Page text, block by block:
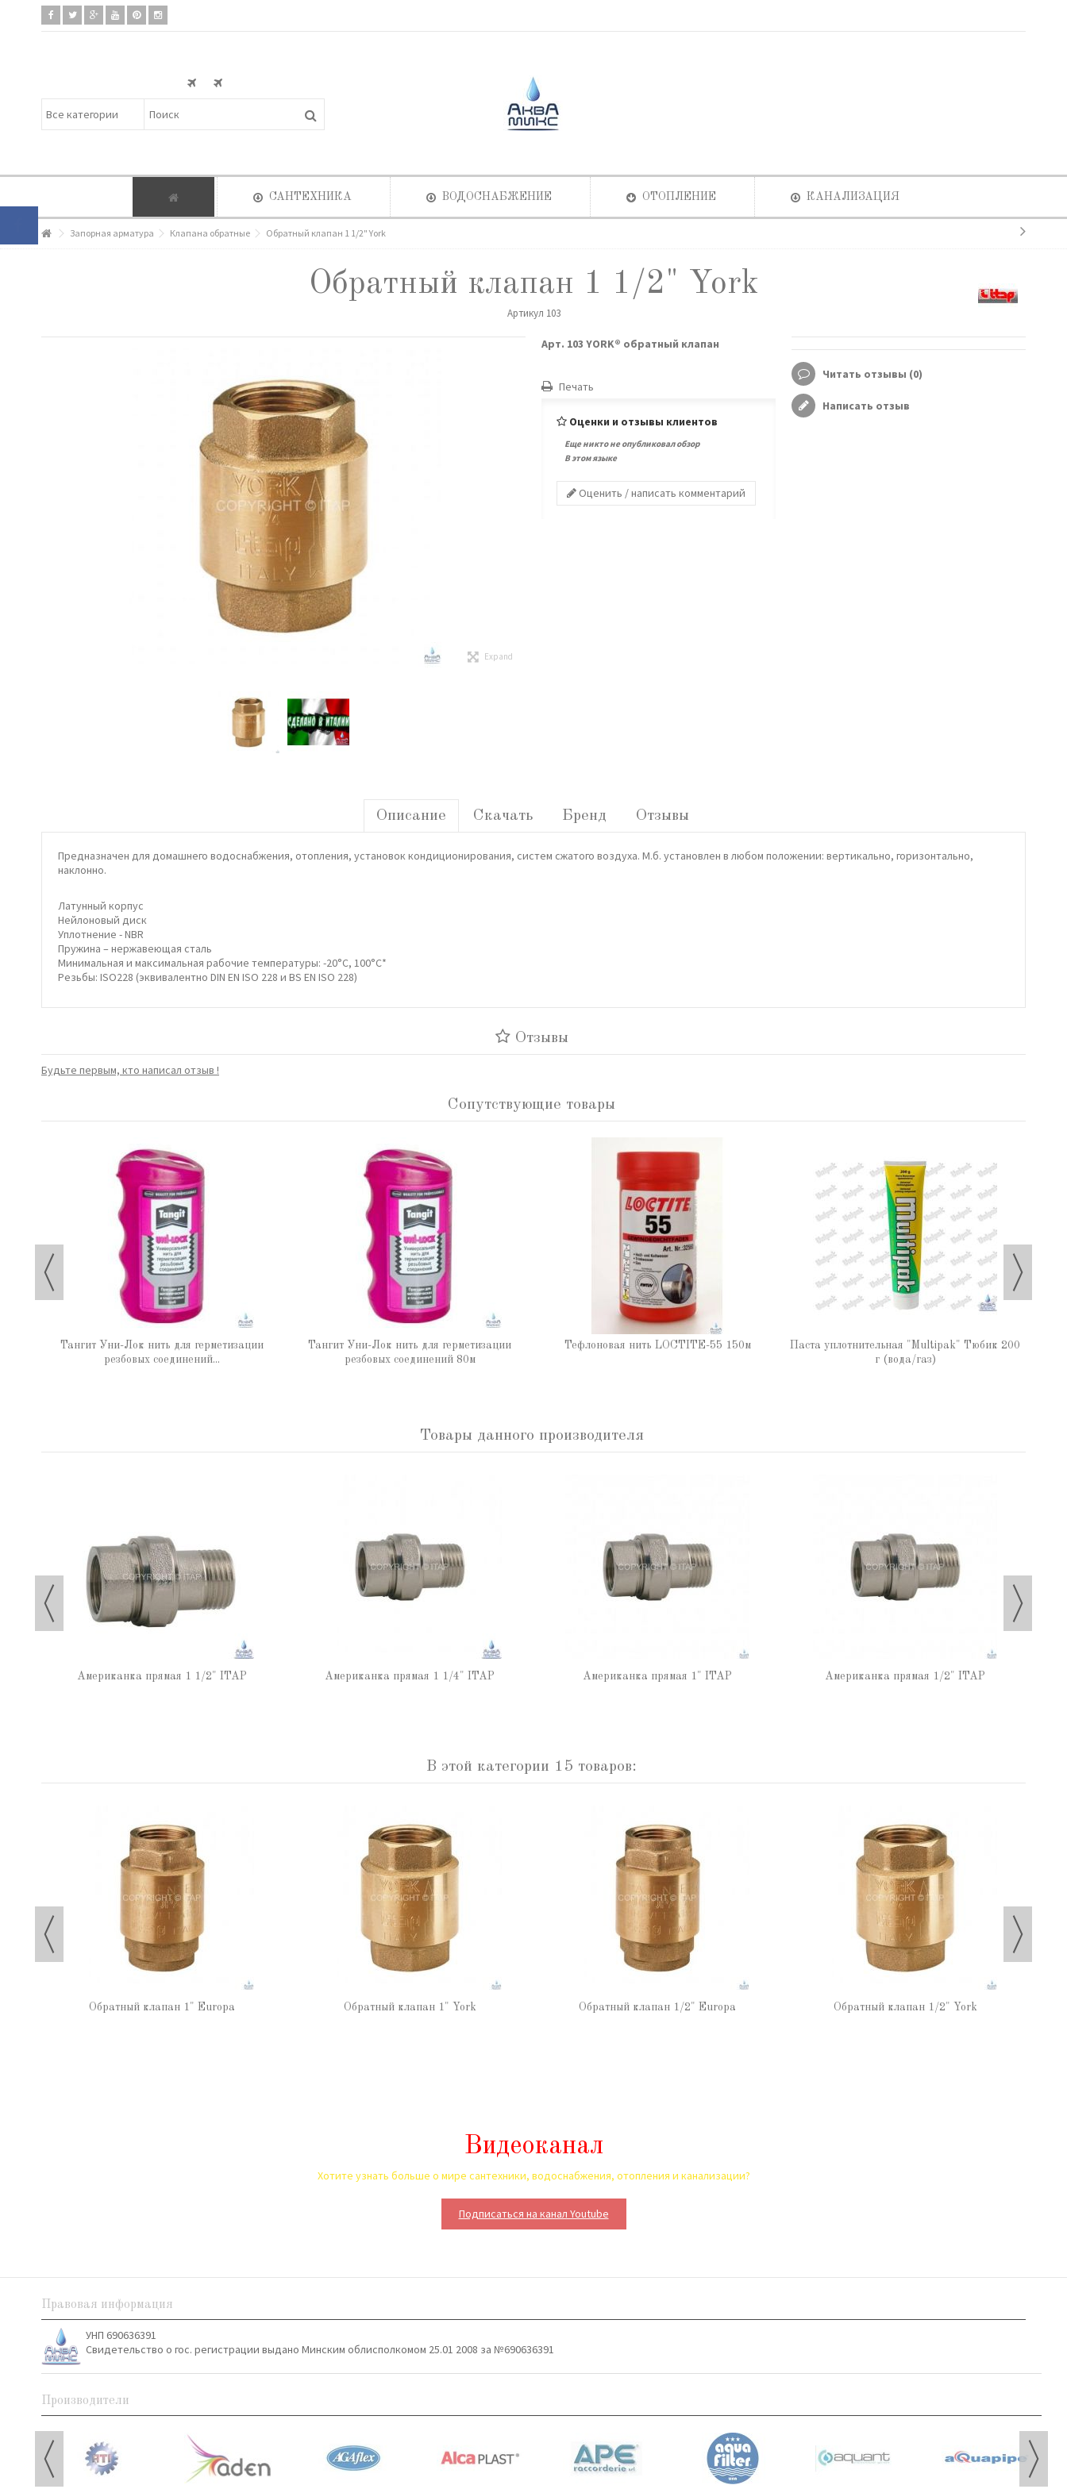
САНТЕХНИКА ВОДОСНАБЖЕНИЕ ОТОПЛЕНИЕ КАНАЛИЗАЦИЯ
Запорная арматура Клапана обратные Обратный клапан 1 1/2" York
Обратный клапан 1 1/2" York
Артикул 103
Expand
Арт. 103 YORK® обратный клапан
Печать
Оценки и отзывы клиентов
Еще никто не опубликовал обзор
В этом языке
Оценить / написать комментарий
Читать отзывы (0)
Написать отзыв
Описание Скачать Бренд Отзывы
Предназначен для домашнего водоснабжения, отопления, установок кондиционирования, систем сжатого воздуха. М.б. установлен в любом положении: вертикально, горизонтально,
наклонно.
Латунный корпус
Нейлоновый диск
Уплотнение - NBR
Пружина – нержавеющая сталь
Минимальная и максимальная рабочие температуры: -20°C, 100°C*
Резьбы: ISO228 (эквивалентно DIN EN ISO 228 и BS EN ISO 228)
Отзывы
Будьте первым, кто написал отзыв !
Сопутствующие товары
Тангит Уни-Лок нить для герметизации
резбовых соединений...
Тангит Уни-Лок нить для герметизации
резбовых соединений 80м
Тефлоновая нить LOCTITE-55 150м
Паста уплотнительная "Multipak" Тюбик 200
г (вода/газ)
Товары данного производителя
Американка прямая 1 1/2" ITAP Американка прямая 1 1/4" ITAP Американка прямая 1" ITAP Американка прямая 1/2" ITAP
В этой категории 15 товаров:
Обратный клапан 1" Europa Обратный клапан 1" York Обратный клапан 1/2" Europa Обратный клапан 1/2" York
Видеоканал
Хотите узнать больше о мире сантехники, водоснабжения, отопления и канализации?
Подписаться на канал Youtube
Правовая информация
УНП 690636391
Свидетельство о гос. регистрации выдано Минским облисполкомом 25.01 2008 за №690636391
Производители